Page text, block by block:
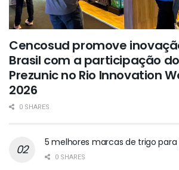
Cencosud promove
Brasil com a participação do
Prezunic no Rio Innovation
2026
0 SHARES
5 melhores marcas de trigo para
0 SHARES